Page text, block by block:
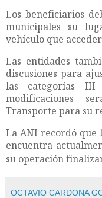
Los beneficiarios
municipales su
vehículo que
Las entidades
discusiones para
las categorías
modificaciones
Transporte para su
La ANI recordó que
encuentra
su operación
OCTAVIO CARDONA